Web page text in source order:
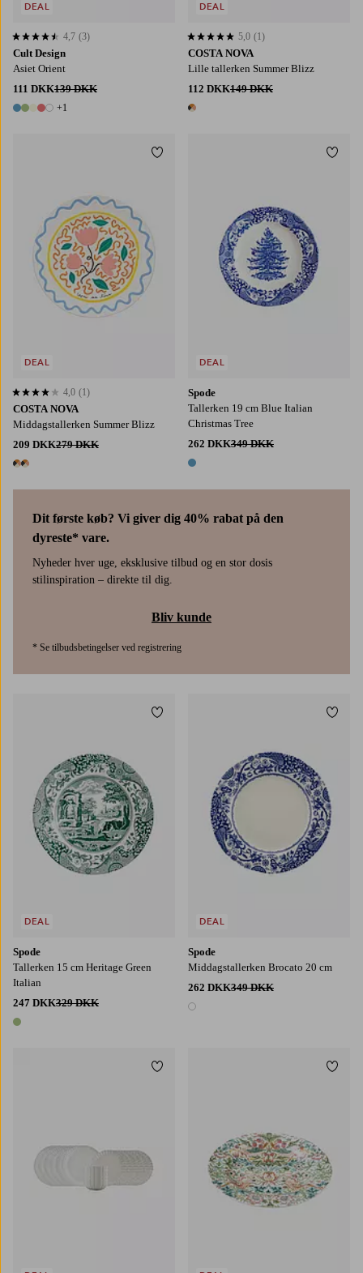
Cult Design
Asiet Orient
111 DKK139 DKK
6 farver
+1
4,7 baseret på 3 bedømmelser
4,7 (3)
DEAL
COSTA NOVA
Lille tallerken Summer Blizz
112 DKK149 DKK
1 farve
5,0 baseret på 1 bedømmelser
5,0 (1)
DEAL
COSTA NOVA
Middagstallerken Summer Blizz
209 DKK279 DKK
2 farver
4,0 baseret på 1 bedømmelser
4,0 (1)
DEAL
Tilføj til favoritter
Spode
Tallerken 19 cm Blue Italian
Christmas Tree
262 DKK349 DKK
1 farve
DEAL
Dit første køb? Vi giver dig 40% rabat på den
dyreste* vare.
Nyheder hver uge, eksklusive tilbud og en stor dosis
stilinspiration – direkte til dig.
Bliv kunde
* Se tilbudsbetingelser ved registrering
Spode
Tallerken 15 cm Heritage Green
Italian
247 DKK329 DKK
1 farve
DEAL
Tilføj til favoritter
Spode
Middagstallerken Brocato 20 cm
262 DKK349 DKK
1 farve
DEAL
Tilføj til favoritter